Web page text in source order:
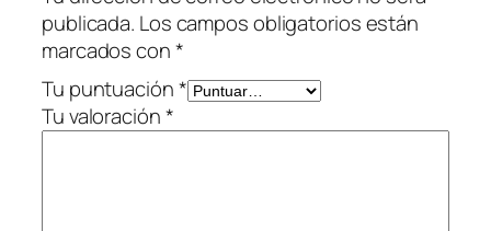
5
0
m
l
-
publicada. Los campos obligatorios están
marcados con*
Tu puntuación*
Tu valoración*